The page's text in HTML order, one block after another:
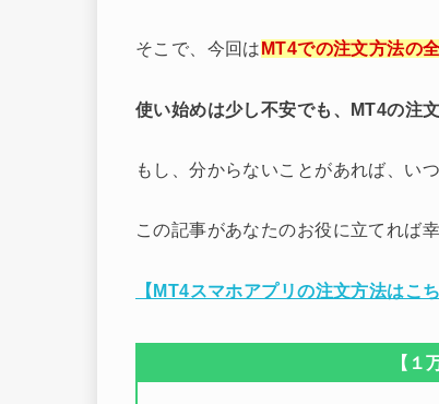
そこで、今回は MT4での注文方法の
使い始めは少し不安でも、MT4の注
もし、分からないことがあれば、い
この記事があなたのお役に立てれば幸
【MT4スマホアプリの注文方法はこち
【１